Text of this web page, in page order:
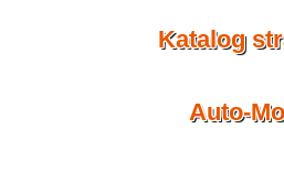
Katalog
Auto-